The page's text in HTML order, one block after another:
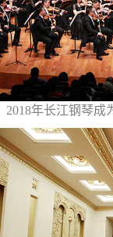
2018年长江钢琴成